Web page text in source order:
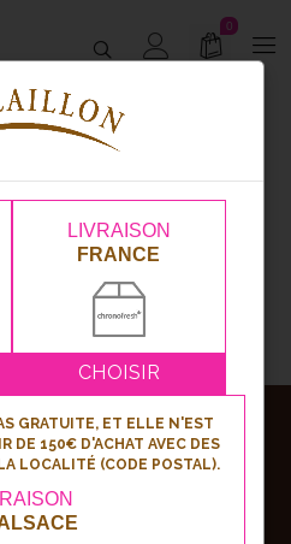
0
7 8 9 10 11 …
13
vous
!
GRATUITE, ET ELLE N'EST
DE 150€ D'ACHAT AVEC DES
LOCALITÉ (CODE POSTAL).
LIVRAISON
FRANCE
CHOISIR